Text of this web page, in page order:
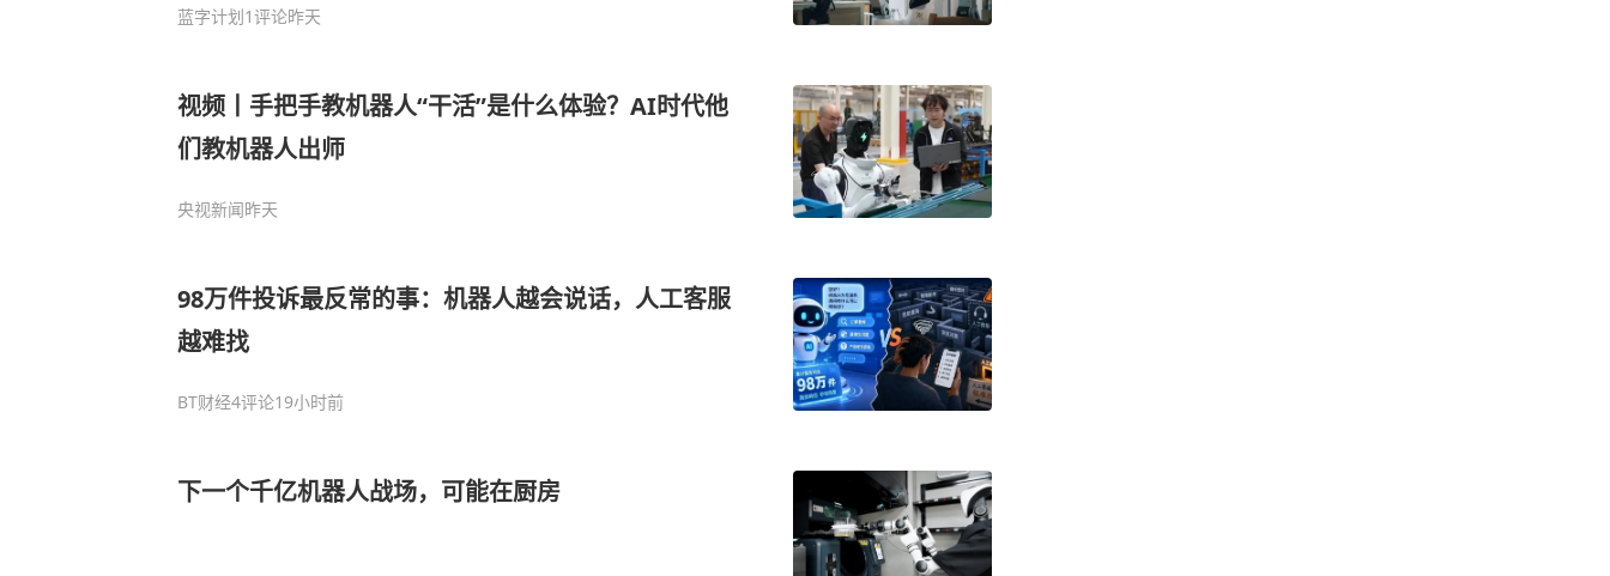
蓝字计划 1评论昨天
视频丨手把手教机器人“干活”是什么体验？AI时代他
们教机器人出师
央视新闻昨天
98万件投诉最反常的事：机器人越会说话，人工客服
越难找
BT财经4评论19小时前
下一个千亿机器人战场，可能在厨房